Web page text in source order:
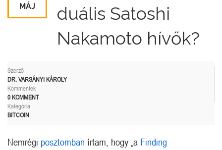
MÁJ
duális Satoshi
Nakamoto hívők?
Szerző
DR. VARSÁNYI KÁROLY
Kommentek
0 KOMMENT
Kategória
BITCOIN
Nemrégi posztomban írtam, hogy „a Finding